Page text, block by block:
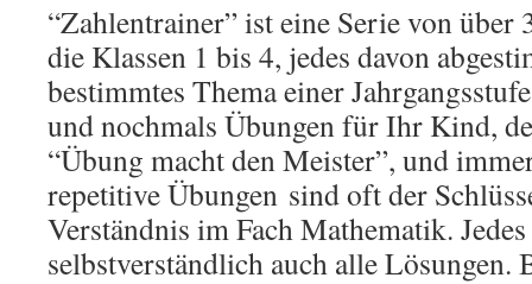
“Zahlentrainer” ist eine Serie von
die Klassen 1 bis 4, jedes davon
bestimmtes Thema einer
und nochmals Übungen für Ihr Kind,
“Übung macht den Meister”, und
repetitive Übungen sind oft der
Verständnis im Fach Mathematik.
selbstverständlich auch alle Lösungen.